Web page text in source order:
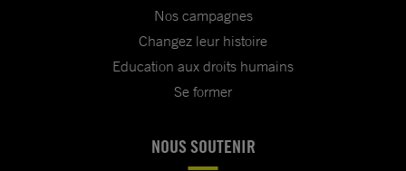
Nos campagnes
Changez leur histoire
Education aux droits humains
Se former
NOUS SOUTENIR